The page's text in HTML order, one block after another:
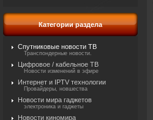
Категории раздела
Спутниковые новости ТВ
Транспондерные новости.
Цифровое / кабельное ТВ
Новости изменений в эфире
Интернет и IPTV технологии
Провайдеры, новшества
Новости мира гаджетов
электроника и гаджеты
Новости киномира